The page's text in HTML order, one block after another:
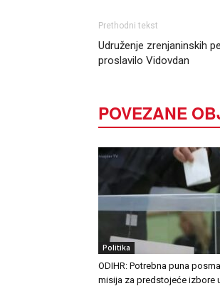
Prethodni tekst
Udruženje zrenjaninskih
proslavilo Vidovdan
POVEZANE
Politika
ODIHR: Potrebna puna
misija za predstojeće izbore